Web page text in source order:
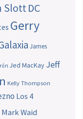
SlottDC
Gerry
James
Jed MacKay Jeff
Kelly Thompson
Los 4
Mark Waid